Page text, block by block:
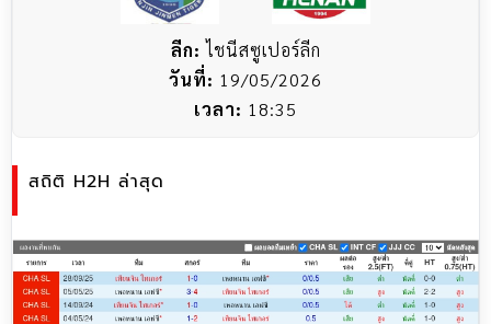
ลีก: ไชนีสซูเปอร์ลีก
วันที่: 19/05/2026
เวลา: 18:35
สถิติ H2H ล่าสุด